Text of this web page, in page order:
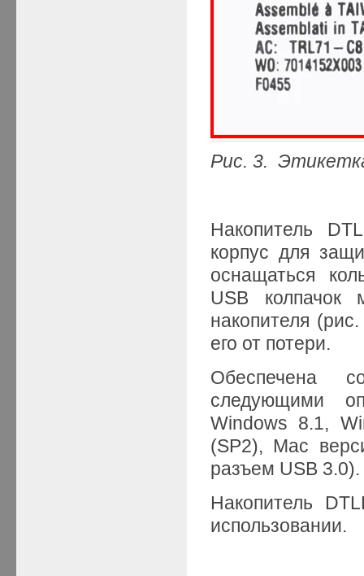
Рис. 3.
Накопитель
корпус для
оснащаться
USB колпачок
накопителя
его от потери.
Обеспечена
следующими
Windows 8.1,
(SP2), Mac
разъем USB 3.0).
Накопитель
использовании.